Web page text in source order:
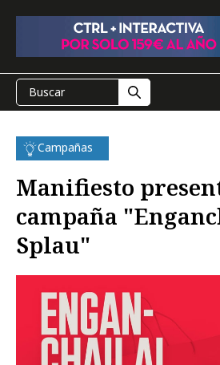
Campañas
Manifiesto
campaña
Splau"